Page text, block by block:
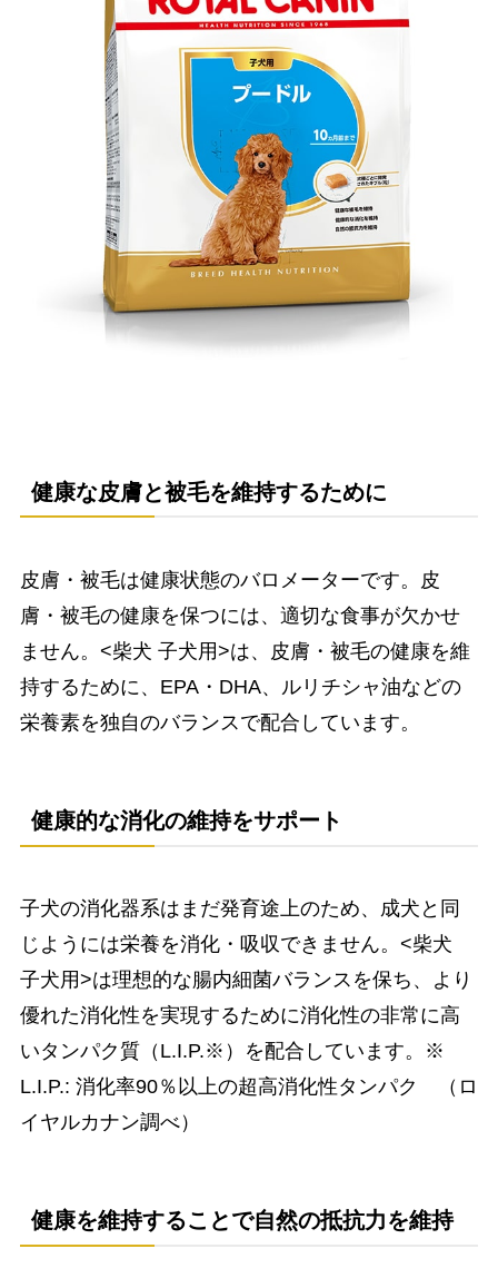
健康な皮膚と被毛を維持するために
皮膚・被毛は健康状態のバロメーターです。皮
膚・被毛の健康を保つには、適切な食事が欠かせ
ません。<柴犬 子犬用>は、皮膚・被毛の健康を維
持するために、EPA・DHA、ルリチシャ油などの
栄養素を独自のバランスで配合しています。
健康的な消化の維持をサポート
子犬の消化器系はまだ発育途上のため、成犬と同
じようには栄養を消化・吸収できません。<柴犬
子犬用>は理想的な腸内細菌バランスを保ち、より
優れた消化性を実現するために消化性の非常に高
いタンパク質（L.I.P.※）を配合しています。※
L.I.P.: 消化率90％以上の超高消化性タンパク （ロ
イヤルカナン調べ）
健康を維持することで自然の抵抗力を維持